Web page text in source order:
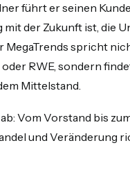
führt er seinen
mit der Zukunft ist, die
spricht
oder RWE, sondern
Mittelstand.
Vom Vorstand bis
und Veränderung